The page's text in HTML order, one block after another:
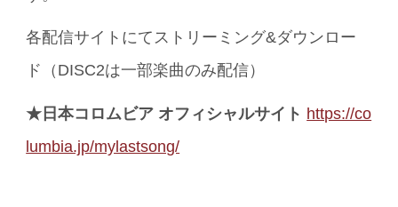
各配信サイトにてストリーミング&ダウンロー
ド（DISC2は一部楽曲のみ配信）
★日本コロムビア オフィシャルサイト https://co
lumbia.jp/mylastsong/